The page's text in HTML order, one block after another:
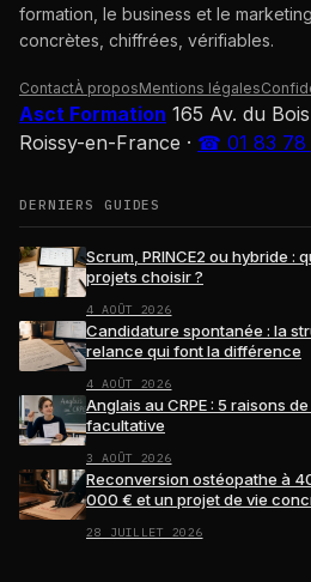
formation, le business et le
concrètes, chiffrées, vérifiables.
ContactÀ proposMentions légales
Asct Formation 165 Av. du
Roissy-en-France · ☎ 01 83 78
DERNIERS GUIDES
Scrum, PRINCE2 ou hybride :
projets choisir ?
4 AOÛT 2026
Candidature spontanée : la
relance qui font la différence
4 AOÛT 2026
Anglais au CRPE : 5 raisons
facultative
3 AOÛT 2026
Reconversion ostéopathe à
000 € et un projet de vie
28 JUILLET 2026